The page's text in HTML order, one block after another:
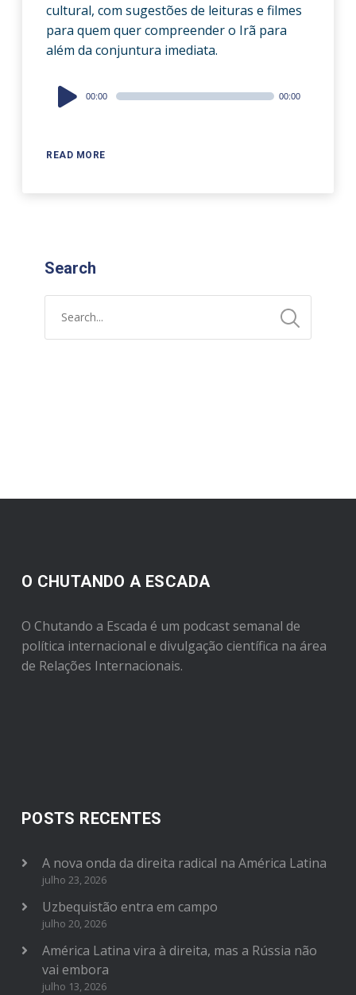
cultural, com sugestões de leituras e filmes
para quem quer compreender o Irã para
além da conjuntura imediata.
READ MORE
Audio
Player
00:00 00:00
Search
O CHUTANDO A ESCADA
O Chutando a Escada é um podcast semanal de
política internacional e divulgação científica na área
de Relações Internacionais.
POSTS RECENTES
A nova onda da direita radical na América Latina
julho 23, 2026
Uzbequistão entra em campo
julho 20, 2026
América Latina vira à direita, mas a Rússia não
vai embora
julho 13, 2026